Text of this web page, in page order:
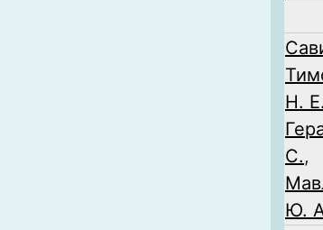
Н. Е.
С.,
Ю.